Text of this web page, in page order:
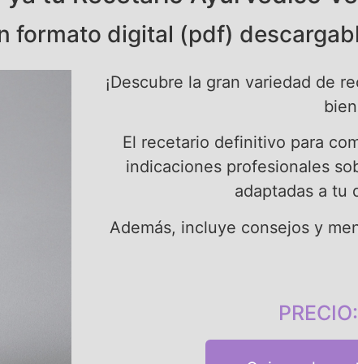
formato digital (pdf)
¡Descubre la gran variedad de
El recetario definitivo para
indicaciones profesionales
adaptadas a tu
Además, incluye consejos y